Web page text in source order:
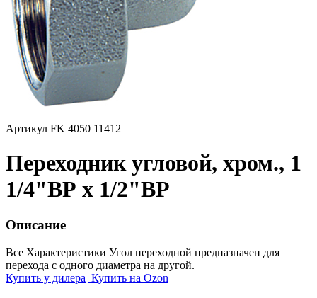
Артикул FK 4050 11412
Переходник угловой, хром., 1
1/4"ВР х 1/2"ВР
Описание
Все Характеристики Угол переходной предназначен для
перехода с одного диаметра на другой.
Купить у дилера Купить на Ozon